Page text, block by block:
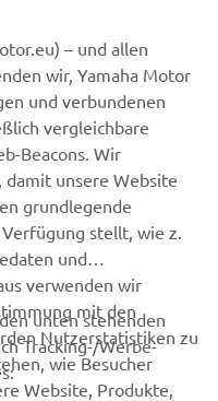
– und allen
wir, Yamaha Motor
und verbundenen
vergleichbare
Beacons. Wir
unsere Website
grundlegende
stellt, wie z.
und
verwenden wir
mit den
Nutzerstatistiken zu
wie Besucher
Website, Produkte,
unten stehenden
Tracking-/Werbe-